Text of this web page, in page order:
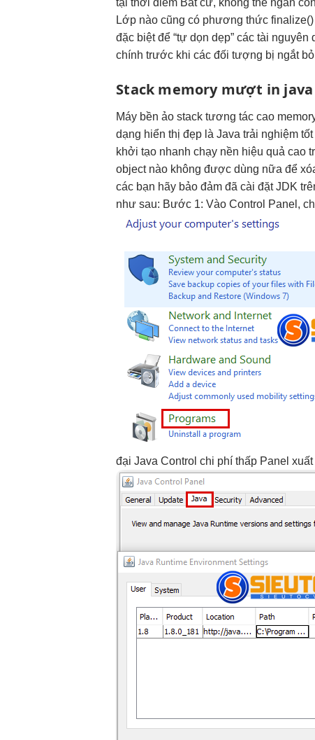
Lớp nào cũng có phương thức
đặc biệt để “tự dọn dẹp” các tài
chính trước khi các đối tượng bị ngắt
Stack memory mượt in java
Máy bền ảo stacktương tác cao
dạng hiển thị đẹp là Javatrải nghiệm tốt
khởi tạo nhanh chạy nền hiệu quả cao
object nào không được dùng nữa để
các bạn hãy bảo đảm đã cài đặt JDK
như sau: Bước 1: Vào Control Panel,
đại Java Controlchi phí thấp Panel xuất